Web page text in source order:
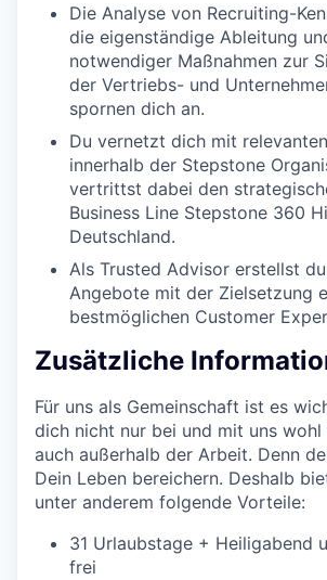
Die Analyse von Recruiting-
die eigenständige Ableitung
notwendiger Maßnahmen zur
der Vertriebs- und
spornen dich an.
Du vernetzt dich mit
innerhalb der Stepstone
vertrittst dabei den
Business Line Stepstone 360
Deutschland.
Als Trusted Advisor erstellst
Angebote mit der Zielsetzung
bestmöglichen Customer
Zusätzliche
Für uns als Gemeinschaft ist es
dich nicht nur bei und mit uns
auch außerhalb der Arbeit. Denn
Dein Leben bereichern. Deshalb
unter anderem folgende Vorteile:
31 Urlaubstage + Heiligabend
frei